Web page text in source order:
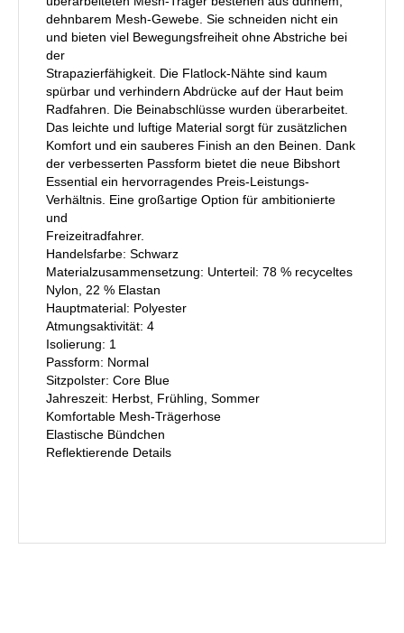
dehnbarem Mesh-Gewebe. Sie schneiden nicht ein
und bieten viel Bewegungsfreiheit ohne Abstriche bei
der
Strapazierfähigkeit. Die Flatlock-Nähte sind kaum
spürbar und verhindern Abdrücke auf der Haut beim
Radfahren. Die Beinabschlüsse wurden überarbeitet.
Das leichte und luftige Material sorgt für zusätzlichen
Komfort und ein sauberes Finish an den Beinen. Dank
der verbesserten Passform bietet die neue Bibshort
Essential ein hervorragendes Preis-Leistungs-
Verhältnis. Eine großartige Option für ambitionierte
und
Freizeitradfahrer.
Handelsfarbe: Schwarz
Materialzusammensetzung: Unterteil: 78 % recyceltes
Nylon, 22 % Elastan
Hauptmaterial: Polyester
Atmungsaktivität: 4
Isolierung: 1
Passform: Normal
Sitzpolster: Core Blue
Jahreszeit: Herbst, Frühling, Sommer
Komfortable Mesh-Trägerhose
Elastische Bündchen
Reflektierende Details